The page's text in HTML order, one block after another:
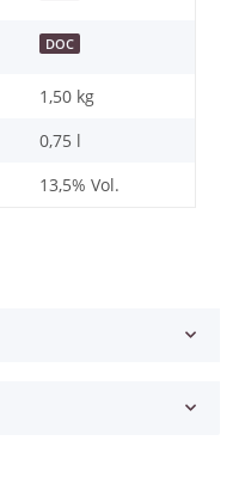
DOC
1,50 kg
0,75 l
13,5% Vol.